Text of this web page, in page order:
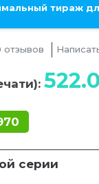
тираж
отзывов
522.0
серии